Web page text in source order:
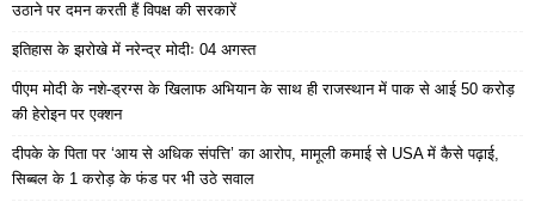
उठाने पर दमन करती हैं विपक्ष की सरकारें
इतिहास के झरोखे में नरेन्द्र मोदीः 04 अगस्त
पीएम मोदी के नशे-ड्रग्स के खिलाफ अभियान के साथ ही राजस्थान में पाक से आई 50 करोड़
की हेरोइन पर एक्शन
दीपके के पिता पर ‘आय से अधिक संपत्ति’ का आरोप, मामूली कमाई से USA में कैसे पढ़ाई,
सिब्बल के 1 करोड़ के फंड पर भी उठे सवाल